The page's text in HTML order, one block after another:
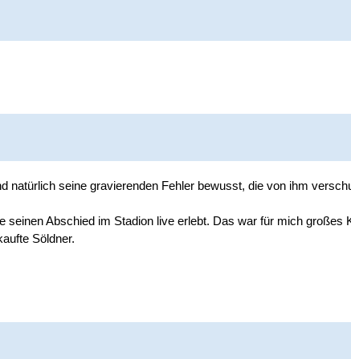
seine gravierenden Fehler bewusst, die von ihm
Abschied im Stadion live erlebt. Das war für mich großes
Söldner.